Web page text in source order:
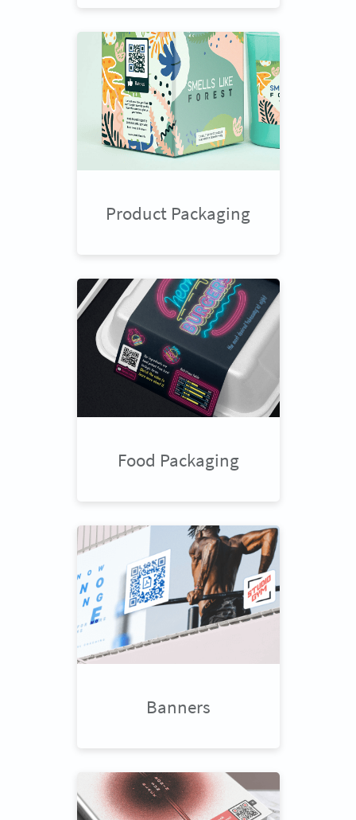
Product Packaging
Food Packaging
Banners